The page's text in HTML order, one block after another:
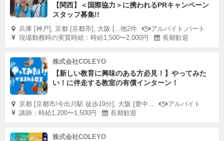
【関西】＜国際協力＞に携われるPRキャンペーン
スタッフ募集!!
兵庫 [神戸], 京都 [京都市], 大阪 [...他2件
アルバイト,パート
現場勤務時の実質時給：時給1,500〜2,000円
長期歓迎
株式会社COLEYO
【新しい教育に興味のある方必見！】やってみた
い！に伴走する教室の有償インターン！
京都 [京都市/今出川駅 徒歩19分], 大阪 [豊中...
アルバイト
講師：時給1,200〜1,500円
長期歓迎
株式会社COLEYO